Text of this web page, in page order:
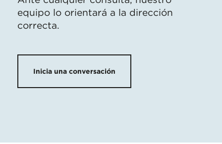
equipo lo orientará a la dirección
correcta.
Inicia una conversación